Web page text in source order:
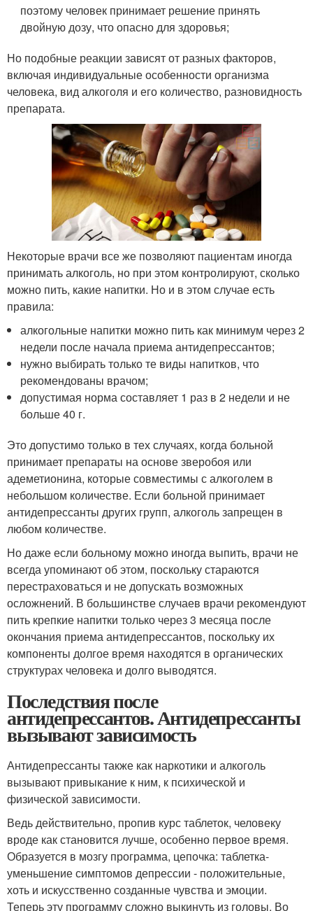
поэтому человек принимает решение принять
двойную дозу, что опасно для здоровья;
Но подобные реакции зависят от разных факторов,
включая индивидуальные особенности организма
человека, вид алкоголя и его количество, разновидность
препарата.
Некоторые врачи все же позволяют пациентам иногда
принимать алкоголь, но при этом контролируют, сколько
можно пить, какие напитки. Но и в этом случае есть
правила:
алкогольные напитки можно пить как минимум через 2
недели после начала приема антидепрессантов;
нужно выбирать только те виды напитков, что
рекомендованы врачом;
допустимая норма составляет 1 раз в 2 недели и не
больше 40 г.
Это допустимо только в тех случаях, когда больной
принимает препараты на основе зверобоя или
адеметионина, которые совместимы с алкоголем в
небольшом количестве. Если больной принимает
антидепрессанты других групп, алкоголь запрещен в
любом количестве.
Но даже если больному можно иногда выпить, врачи не
всегда упоминают об этом, поскольку стараются
перестраховаться и не допускать возможных
осложнений. В большинстве случаев врачи рекомендуют
пить крепкие напитки только через 3 месяца после
окончания приема антидепрессантов, поскольку их
компоненты долгое время находятся в органических
структурах человека и долго выводятся.
Последствия после
антидепрессантов. Антидепрессанты
вызывают зависимость
Антидепрессанты также как наркотики и алкоголь
вызывают привыкание к ним, к психической и
физической зависимости.
Ведь действительно, пропив курс таблеток, человеку
вроде как становится лучше, особенно первое время.
Образуется в мозгу программа, цепочка: таблетка-
уменьшение симптомов депрессии - положительные,
хоть и искусственно созданные чувства и эмоции.
Теперь эту программу сложно выкинуть из головы. Во